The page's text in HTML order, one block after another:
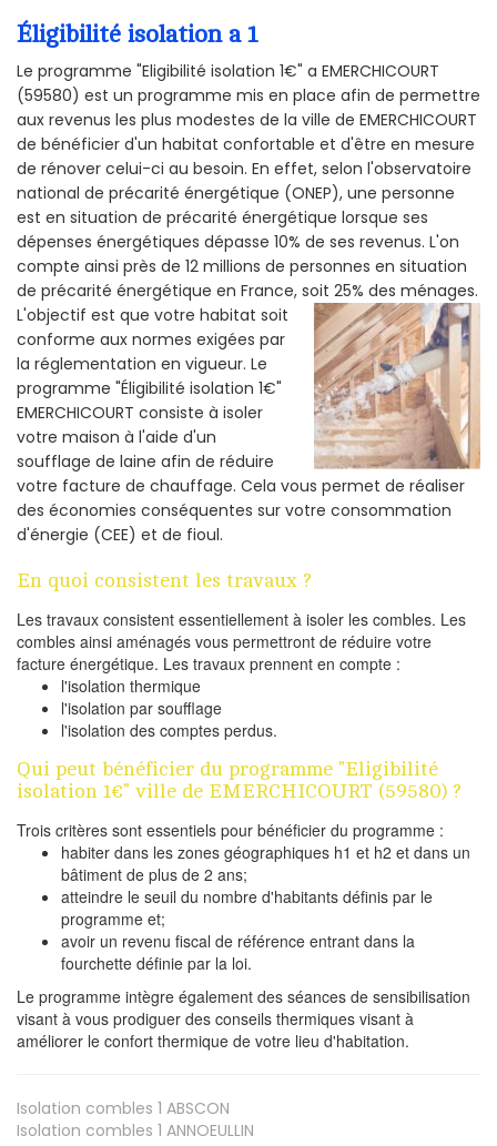
Éligibilité isolation a 1
Le programme "Eligibilité isolation 1€" a EMERCHICOURT
(59580) est un programme mis en place afin de permettre
aux revenus les plus modestes de la ville de EMERCHICOURT
de bénéficier d'un habitat confortable et d'être en mesure
de rénover celui-ci au besoin. En effet, selon l'observatoire
national de précarité énergétique (ONEP), une personne
est en situation de précarité énergétique lorsque ses
dépenses énergétiques dépasse 10% de ses revenus. L'on
compte ainsi près de 12 millions de personnes en situation
de précarité énergétique en France, soit 25% des ménages.
L'objectif est que votre habitat soit
conforme aux normes exigées par
la réglementation en vigueur. Le
programme "Éligibilité isolation 1€"
EMERCHICOURT consiste à isoler
votre maison à l'aide d'un
soufflage de laine afin de réduire
votre facture de chauffage. Cela vous permet de réaliser
des économies conséquentes sur votre consommation
d'énergie (CEE) et de fioul.
En quoi consistent les travaux ?
Les travaux consistent essentiellement à isoler les combles. Les
combles ainsi aménagés vous permettront de réduire votre
facture énergétique. Les travaux prennent en compte :
l'isolation thermique
l'isolation par soufflage
l'isolation des comptes perdus.
Qui peut bénéficier du programme "Eligibilité
isolation 1€" ville de EMERCHICOURT (59580) ?
Trois critères sont essentiels pour bénéficier du programme :
habiter dans les zones géographiques h1 et h2 et dans un
bâtiment de plus de 2 ans;
atteindre le seuil du nombre d'habitants définis par le
programme et;
avoir un revenu fiscal de référence entrant dans la
fourchette définie par la loi.
Le programme intègre également des séances de sensibilisation
visant à vous prodiguer des conseils thermiques visant à
améliorer le confort thermique de votre lieu d'habitation.
Isolation combles 1 ABSCON
Isolation combles 1 ANNOEULLIN